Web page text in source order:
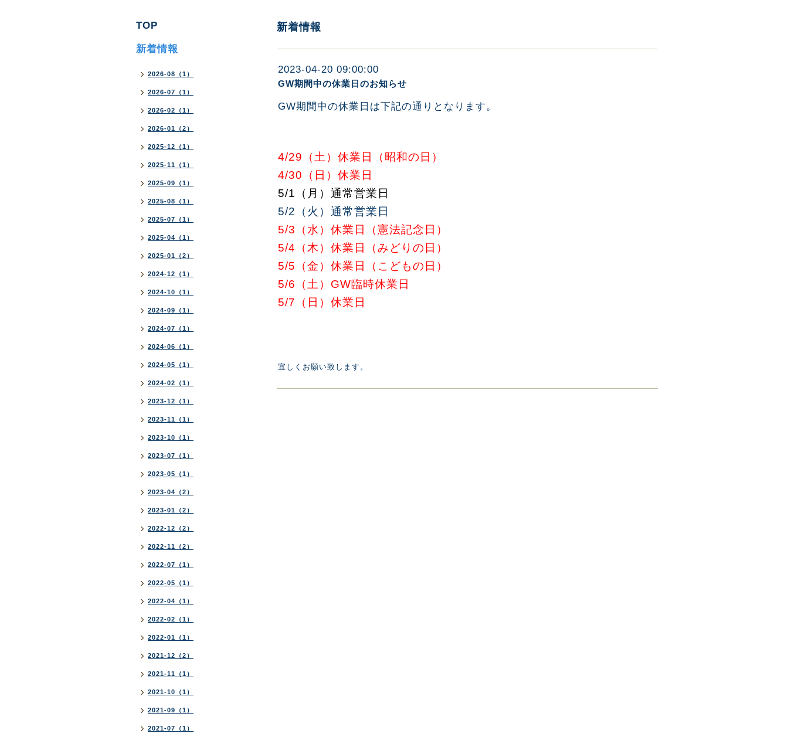
新着情報
2023-04-20 09:00:00
GW期間中の休業日のお知らせ
GW期間中の休業日は下記の通りとなります。
4/29（土）休業日（昭和の日）
4/30（日）休業日
5/1（月）通常営業日
5/2（火）通常営業日
5/3（水）休業日（憲法記念日）
5/4（木）休業日（みどりの日）
5/5（金）休業日（こどもの日）
5/6（土）GW臨時休業日
5/7（日）休業日
宜しくお願い致します。
TOP
新着情報
2026-08（1）
2026-07（1）
2026-02（1）
2026-01（2）
2025-12（1）
2025-11（1）
2025-09（1）
2025-08（1）
2025-07（1）
2025-04（1）
2025-01（2）
2024-12（1）
2024-10（1）
2024-09（1）
2024-07（1）
2024-06（1）
2024-05（1）
2024-02（1）
2023-12（1）
2023-11（1）
2023-10（1）
2023-07（1）
2023-05（1）
2023-04（2）
2023-01（2）
2022-12（2）
2022-11（2）
2022-07（1）
2022-05（1）
2022-04（1）
2022-02（1）
2022-01（1）
2021-12（2）
2021-11（1）
2021-10（1）
2021-09（1）
2021-07（1）